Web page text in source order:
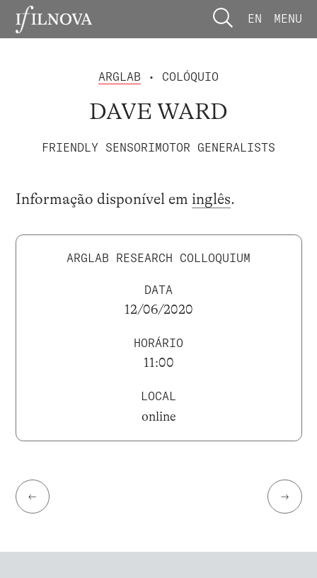
EN MENU
ARGLAB • COLÓQUIO
DAVE WARD
FRIENDLY SENSORIMOTOR GENERALISTS
Informação disponível em inglês.
ARGLAB RESEARCH COLLOQUIUM
DATA
12/06/2020
HORÁRIO
11:00
LOCAL
online
← →